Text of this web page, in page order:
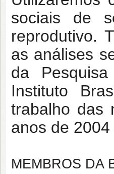
sociais de
reprodutivo.
as análises
da
Instituto
trabalho das
anos de 2004
MEMBROS DA